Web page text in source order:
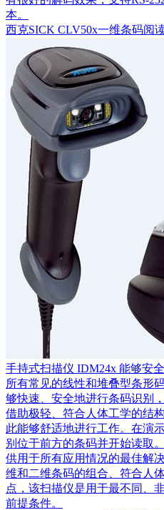
本。
西克SICK CLV50x一维条码阅
手持式扫描仪 IDM24x 能够安全
所有常见的线性和堆叠型条形码
够快速、安全地进行条码识别
借助极轻、符合人体工学的结构
此能够舒适地进行工作。在演
别位于前方的条码并开始读取
供用于所有应用情况的最佳解决
维和二维条码的组合、符合
点，该扫描仪是用于最不同
前提条件。